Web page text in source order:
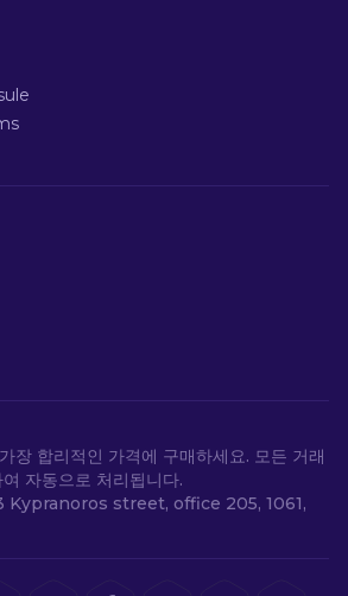
장 합리적인 가격에 구매하세요. 모든 거래
자동으로 처리됩니다.
Kypranoros street, office 205, 1061,